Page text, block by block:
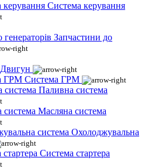
Система керування
Запчастини до
Двигун
Система ГРМ
Паливна система
Масляна система
Охолоджувальна
Система стартера